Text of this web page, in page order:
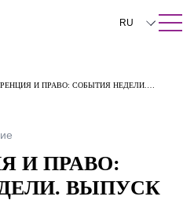
Закрыть
RU
中文
Italiano
И ПРАВО: СОБЫТИЯ НЕДЕЛИ.
И ПРАВО:
ВЫПУСК